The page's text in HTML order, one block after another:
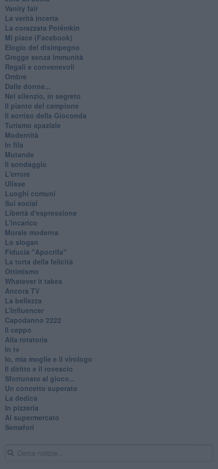
Vanity fair
La verità incerta
La corazzata Potëmkin
Mi piace (Facebook)
Elogio del disimpegno
Gregge senza immunità
Regali e convenevoli
Ombre
Dalle donne...
Nel silenzio, in segreto
Il pianto del campione
Il sorriso della Gioconda
Turismo spaziale
Modernità
In fila
Mutande
Il sondaggio
L'errore
Ulisse
Luoghi comuni
Sui social
Libertà d'espressione
L'incarico
Morale moderna
Lo slogan
Fiducia "Apocrifa"
La torta della felicità
Ottimismo
Whatever it takes
Ancora TV
La bellezza
L’Influencer
​Capodanno 2222
Il ceppo
Alla rotatoria
In tv
Io, mia moglie e il virologo
Il diritto e il rovescio
Sfortunato al gioco...
Un concetto superato
La dedica
In pizzeria
Al supermercato
Semafori